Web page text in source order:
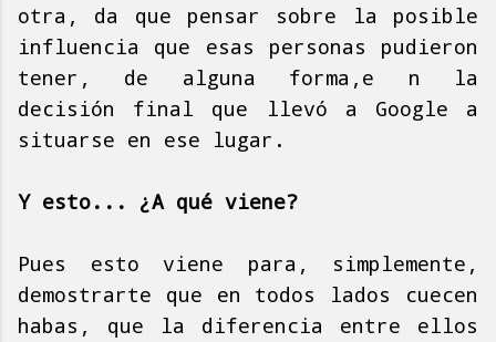
otra, da que pensar sobre la posible
influencia que esas personas pudieron
tener, de alguna forma,e n la
decisión final que llevó a Google a
situarse en ese lugar.
Y esto... ¿A qué viene?
Pues esto viene para, simplemente,
demostrarte que en todos lados cuecen
habas, que la diferencia entre ellos